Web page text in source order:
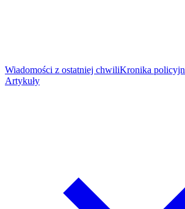
Wiadomości z ostatniej chwiliKronika
Artykuły